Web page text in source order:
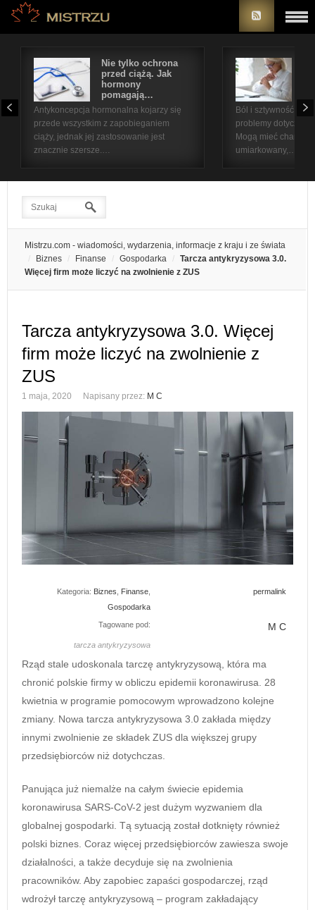
Nie tylko ochrona
przed ciążą. Jak
hormony
pomagają…
Antykoncepcja hormonalna kojarzy się
przede wszystkim z zapobieganiem
ciąży, jednak jej zastosowanie jest
znacznie szersze.…
Ból i sztywność
problemy
Mogą mieć
umiarkowany,…
Mistrzu.com - wiadomości, wydarzenia, informacje z kraju i ze świata
Biznes
Finanse Gospodarka
Tarcza antykryzysowa 3.0.
Więcej firm może liczyć na zwolnienie z ZUS
Tarcza antykryzysowa 3.0. Więcej
firm może liczyć na zwolnienie z
ZUS
1 maja, 2020 Napisany przez: M C
Kategoria: Biznes Finanse
Gospodarka
permalink
Tagowane pod:
tarcza antykryzysowa
M C
Rząd stale udoskonala tarczę antykryzysową, która ma
chronić polskie firmy w obliczu epidemii koronawirusa. 28
kwietnia w programie pomocowym wprowadzono kolejne
zmiany. Nowa tarcza antykryzysowa 3.0 zakłada między
innymi zwolnienie ze składek ZUS dla większej grupy
przedsiębiorców niż dotychczas.
Panująca już niemalże na całym świecie epidemia
koronawirusa SARS-CoV-2 jest dużym wyzwaniem dla
globalnej gospodarki. Tą sytuacją został dotknięty również
polski biznes. Coraz więcej przedsiębiorców zawiesza swoje
działalności, a także decyduje się na zwolnienia
pracowników. Aby zapobiec zapaści gospodarczej, rząd
wdrożył tarczę antykryzysową – program zakładający